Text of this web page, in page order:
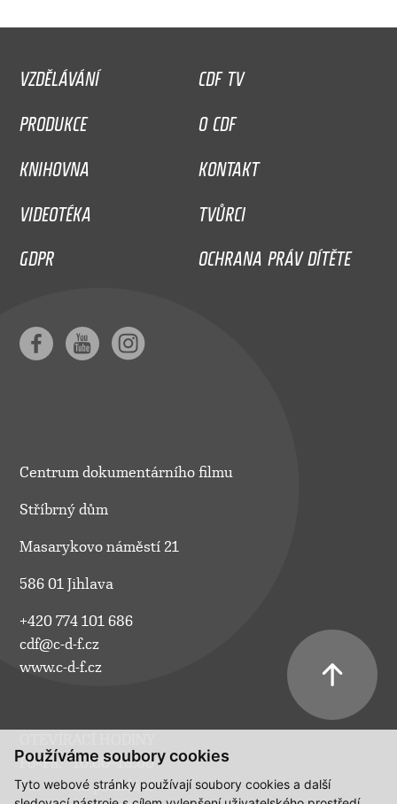
Používáme soubory cookies
Tyto webové stránky používají soubory cookies a další
VZDĚLÁVÁNÍ
CDF TV
PRODUKCE
O CDF
KNIHOVNA
KONTAKT
VIDEOTÉKA
TVŮRCI
GDPR
OCHRANA PRÁV DÍTĚTE
Centrum dokumentárního filmu
Stříbrný dům
Masarykovo náměstí 21
586 01 Jihlava
+420 774 101 686
cdf@c-d-f.cz
www.c-d-f.cz
Po–Pá:
10.00–18.00
So:
na požádání